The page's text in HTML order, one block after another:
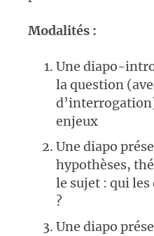
Modalités :
Une diapo-
la question
enjeux
Une diapo
hypothèses,
le sujet : qui
?
Une diapo